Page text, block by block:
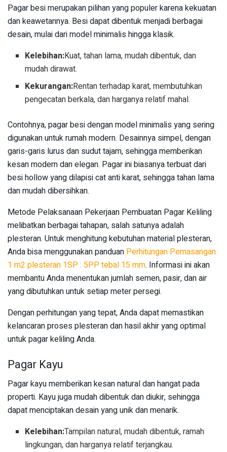
Pagar besi merupakan pilihan yang populer karena kekuatan
dan keawetannya. Besi dapat dibentuk menjadi berbagai
desain, mulai dari model minimalis hingga klasik.
Kelebihan:Kuat, tahan lama, mudah dibentuk, dan
mudah dirawat.
Kekurangan:Rentan terhadap karat, membutuhkan
pengecatan berkala, dan harganya relatif mahal.
Contohnya, pagar besi dengan model minimalis yang sering
digunakan untuk rumah modern. Desainnya simpel, dengan
garis-garis lurus dan sudut tajam, sehingga memberikan
kesan modern dan elegan. Pagar ini biasanya terbuat dari
besi hollow yang dilapisi cat anti karat, sehingga tahan lama
dan mudah dibersihkan.
Metode Pelaksanaan Pekerjaan Pembuatan Pagar Keliling
melibatkan berbagai tahapan, salah satunya adalah
plesteran. Untuk menghitung kebutuhan material plesteran,
Anda bisa menggunakan panduan Perhitungan Pemasangan
1 m2 plesteran 1SP : 5PP tebal 15 mm. Informasi ini akan
membantu Anda menentukan jumlah semen, pasir, dan air
yang dibutuhkan untuk setiap meter persegi.
Dengan perhitungan yang tepat, Anda dapat memastikan
kelancaran proses plesteran dan hasil akhir yang optimal
untuk pagar keliling Anda.
Pagar Kayu
Pagar kayu memberikan kesan natural dan hangat pada
properti. Kayu juga mudah dibentuk dan diukir, sehingga
dapat menciptakan desain yang unik dan menarik.
Kelebihan:Tampilan natural, mudah dibentuk, ramah
lingkungan, dan harganya relatif terjangkau.